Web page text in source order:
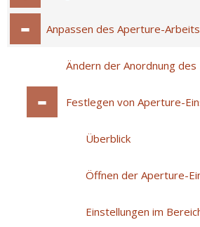
Anpassen des Aperture-
Ändern der Anordnung
Festlegen von Aperture-
Überblick
Öffnen der Aperture-
Einstellungen im